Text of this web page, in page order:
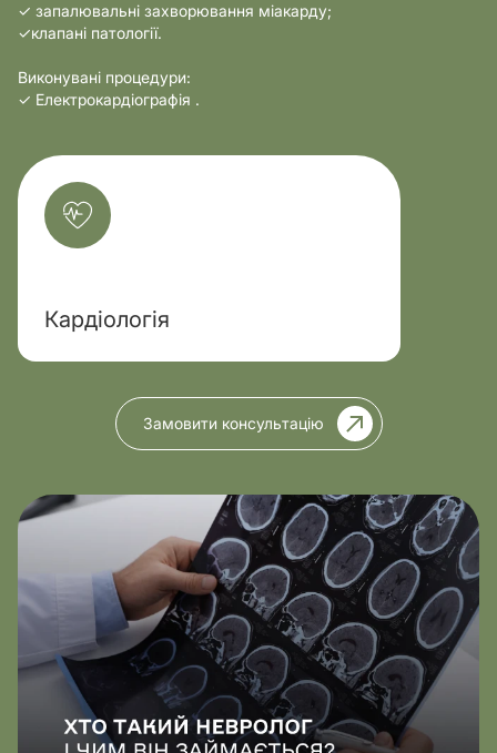
✓ запалювальні захворювання міакарду;
✓клапані патології.
Виконувані процедури:
✓ Електрокардіографія .
Кардіологія
Замовити консультацію